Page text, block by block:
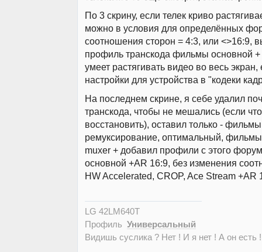
По 3 скрину, если телек криво
можно в условия для определённых
соотношения сторон = 4:3, или <>16:9,
профиль транскода фильмы основной
умеет растягивать видео во весь
настройки для устройства в "кодеки
На последнем скрине, я себе удалил
транскода, чтобы не мешались (если
восстановить), оставил только -
ремуксирование, оптимальный,
muxer + добавил профили с этого
основной +AR 16:9, без изменения
HW Accelerated, CROP, Ace Stream +AR
LG 42LM640T
Профиль Универсальный
Видишь суслика ? Нет ! И я нет ! А он есть